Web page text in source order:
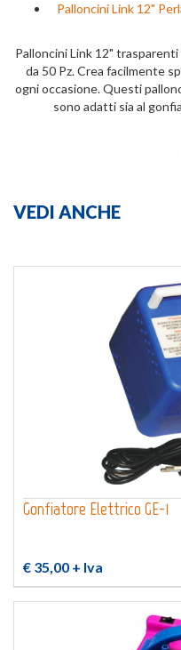
Palloncini Link 12"
Palloncini Link 12"
da 50 Pz. Crea facilmente
ogni occasione. Questi
sono adatti sia al
VEDI ANCHE
Gonfiatore Elettrico GE-1
€ 35,00 + Iva